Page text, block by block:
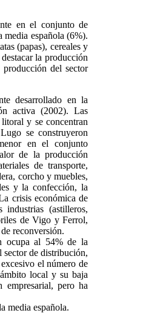
en el conjunto de
española (6%).
(papas), cereales y
la producción
del sector
desarrollado en la
activa (2002). Las
y se concentran
se construyeron
en el conjunto
de la producción
de transporte,
corcho y muebles,
y la confección, la
crisis económica de
(astilleros,
de Vigo y Ferrol,
reconversión.
ocupa al 54% de la
sector de distribución,
el número de
local y su baja
empresarial, pero ha
media española.